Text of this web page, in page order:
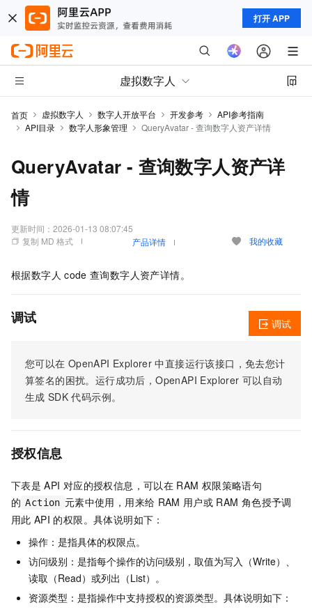
打开 APP
虚拟数字人
首页 虚拟数字人 数字人开放平台 开发参考
API参考指南
API目录
数字人形象管理 QueryAvatar - 查询数字人资产详情
QueryAvatar - 查询数字人资产详
情
更新时间： 2026-01-13 08:07:45
复制 MD 格式
产品详情 我的收藏
根据数字人 code 查询数字人资产详情。
调试
您可以在 OpenAPI Explorer 中直接运行该接口，免去您计
算签名的困扰。运行成功后，OpenAPI Explorer 可以自动
生成 SDK 代码示例。
调试
授权信息
下表是 API 对应的授权信息，可以在 RAM 权限策略语句
的 Action 元素中使用，用来给 RAM 用户或 RAM 角色授予调
用此 API 的权限。具体说明如下：
操作：是指具体的权限点。
访问级别：是指每个操作的访问级别，取值为写入（Write）、
读取（Read）或列出（List）。
资源类型：是指操作中支持授权的资源类型。具体说明如下：